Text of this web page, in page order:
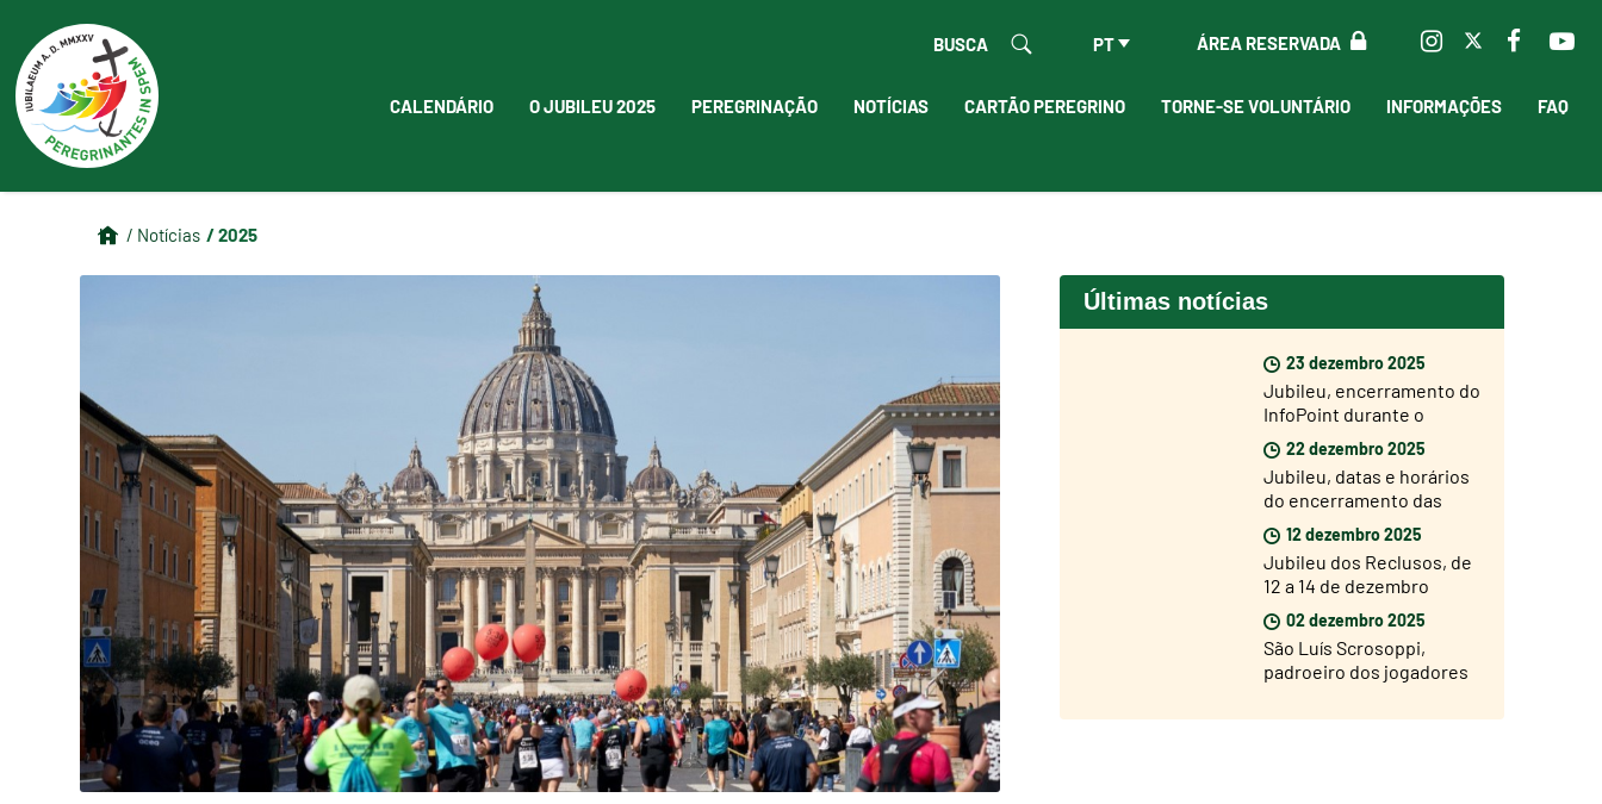
ÁREA RESERVADA
PT
BUSCA
CALENDÁRIO O JUBILEU 2025 PEREGRINAÇÃO NOTÍCIAS CARTÃO PEREGRINO TORNE-SE VOLUNTÁRIO INFORMAÇÕES FAQ
/ Notícias / 2025
Últimas notícias
23 dezembro 2025
Jubileu, encerramento do
InfoPoint durante o
período natalício
22 dezembro 2025
Jubileu, datas e horários
do encerramento das
Portas Santas
12 dezembro 2025
Jubileu dos Reclusos, de
12 a 14 de dezembro
02 dezembro 2025
São Luís Scrosoppi,
padroeiro dos jogadores
da estátua a 5 de